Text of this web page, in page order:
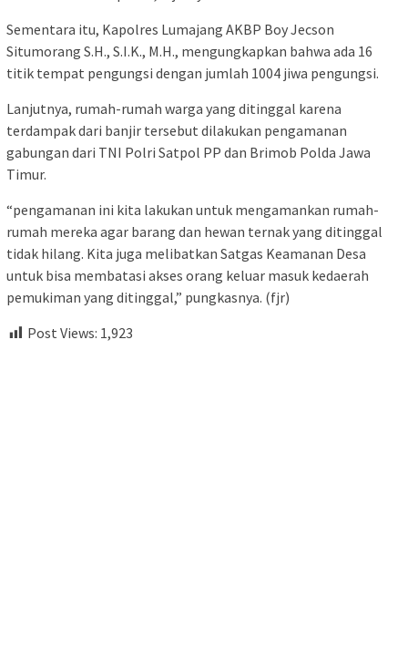
Sementara itu, Kapolres Lumajang AKBP Boy Jecson
Situmorang S.H., S.I.K., M.H., mengungkapkan bahwa ada 16
titik tempat pengungsi dengan jumlah 1004 jiwa pengungsi.
Lanjutnya, rumah-rumah warga yang ditinggal karena
terdampak dari banjir tersebut dilakukan pengamanan
gabungan dari TNI Polri Satpol PP dan Brimob Polda Jawa
Timur.
“pengamanan ini kita lakukan untuk mengamankan rumah-
rumah mereka agar barang dan hewan ternak yang ditinggal
tidak hilang. Kita juga melibatkan Satgas Keamanan Desa
untuk bisa membatasi akses orang keluar masuk kedaerah
pemukiman yang ditinggal,” pungkasnya. (fjr)
Post Views: 1,923